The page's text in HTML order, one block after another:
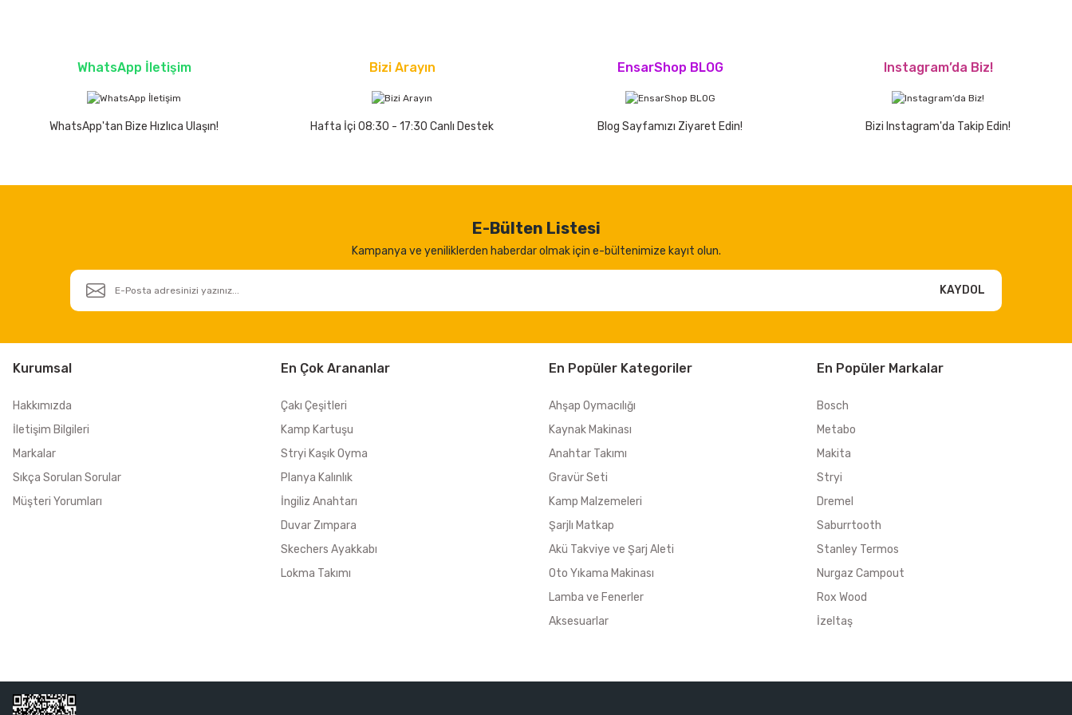
WhatsApp İletişim
WhatsApp'tan Bize Hızlıca Ulaşın!
Bizi Arayın
Hafta İçi 08:30 - 17:30 Canlı Destek
EnsarShop BLOG
Blog Sayfamızı Ziyaret Edin!
Instagram’da Biz!
Bizi Instagram'da Takip Edin!
E-Bülten Listesi
Kampanya ve yeniliklerden haberdar olmak için e-bültenimize kayıt olun.
KAYDOL
Kurumsal
Hakkımızda
İletişim Bilgileri
Markalar
Sıkça Sorulan Sorular
Müşteri Yorumları
En Çok Arananlar
Çakı Çeşitleri
Kamp Kartuşu
Stryi Kaşık Oyma
Planya Kalınlık
İngiliz Anahtarı
Duvar Zımpara
Skechers Ayakkabı
Lokma Takımı
En Popüler Kategoriler
Ahşap Oymacılığı
Kaynak Makinası
Anahtar Takımı
Gravür Seti
Kamp Malzemeleri
Şarjlı Matkap
Akü Takviye ve Şarj Aleti
Oto Yıkama Makinası
Lamba ve Fenerler
Aksesuarlar
En Popüler Markalar
Bosch
Metabo
Makita
Stryi
Dremel
Saburrtooth
Stanley Termos
Nurgaz Campout
Rox Wood
İzeltaş